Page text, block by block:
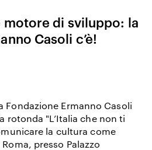
motore di sviluppo: la
Casoli c’è!
Fondazione Ermanno Casoli
rotonda "L’Italia che non ti
la cultura come
presso Palazzo